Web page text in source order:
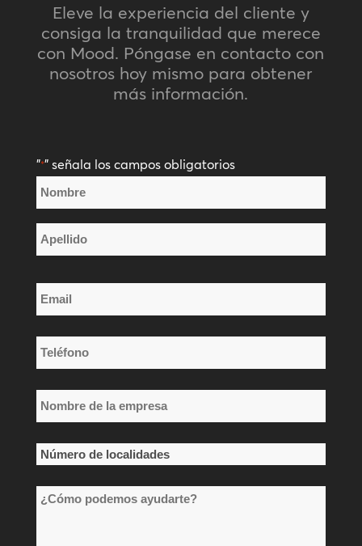
Eleve la experiencia del cliente y
consiga la tranquilidad que merece
con Mood. Póngase en contacto con
nosotros hoy mismo para obtener
más información.
"*" señala los campos obligatorios
Nombre
*
Email
*
Teléfono
*
Nombre
de
la
empresa
*
Número
localidades
¿Cómo